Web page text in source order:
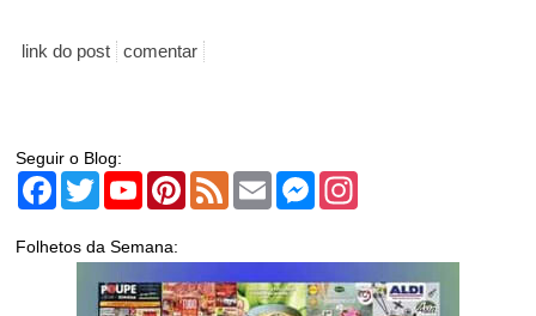
link do post comentar
Seguir o Blog:
Facebook
TwitterYouTubePinterest
Feed Email Messenger
Folhetos da Semana: